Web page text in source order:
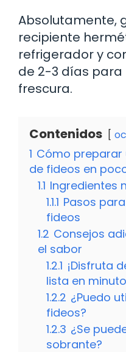
Absolutamente,
recipiente
refrigerador y
de 2-3 días
frescura.
Contenidos
1 Cómo preparar
de fideos en
1.1 Ingredientes
1.1.1 Pasos
fideos
1.2 Consejos
el sabor
1.2.1 ¡Disfruta
lista en
1.2.2 ¿Puedo
fideos?
1.2.3 ¿Se
sobrante?